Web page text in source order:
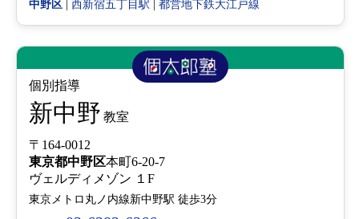
中野区 西新宿五丁目駅 都営地下鉄大江戸線
個別指導
新中野 教室
〒164-0012
東京都中野区本町6-20-7
ヴェルディメゾン １F
東京メトロ丸ノ内線新中野駅 徒歩3分